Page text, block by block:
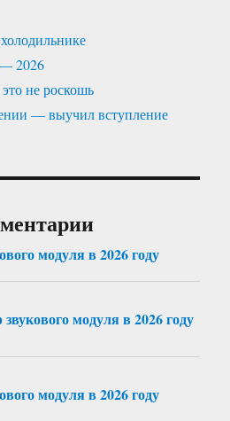
2026
не роскошь
— выучил вступление
модуля в 2026 году
модуля в 2026 году
модуля в 2026 году